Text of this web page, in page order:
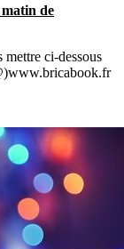
de
mettre ci-dessous